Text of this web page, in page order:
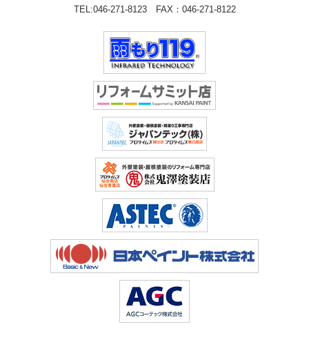
TEL:046-271-8123 FAX：046-271-8122